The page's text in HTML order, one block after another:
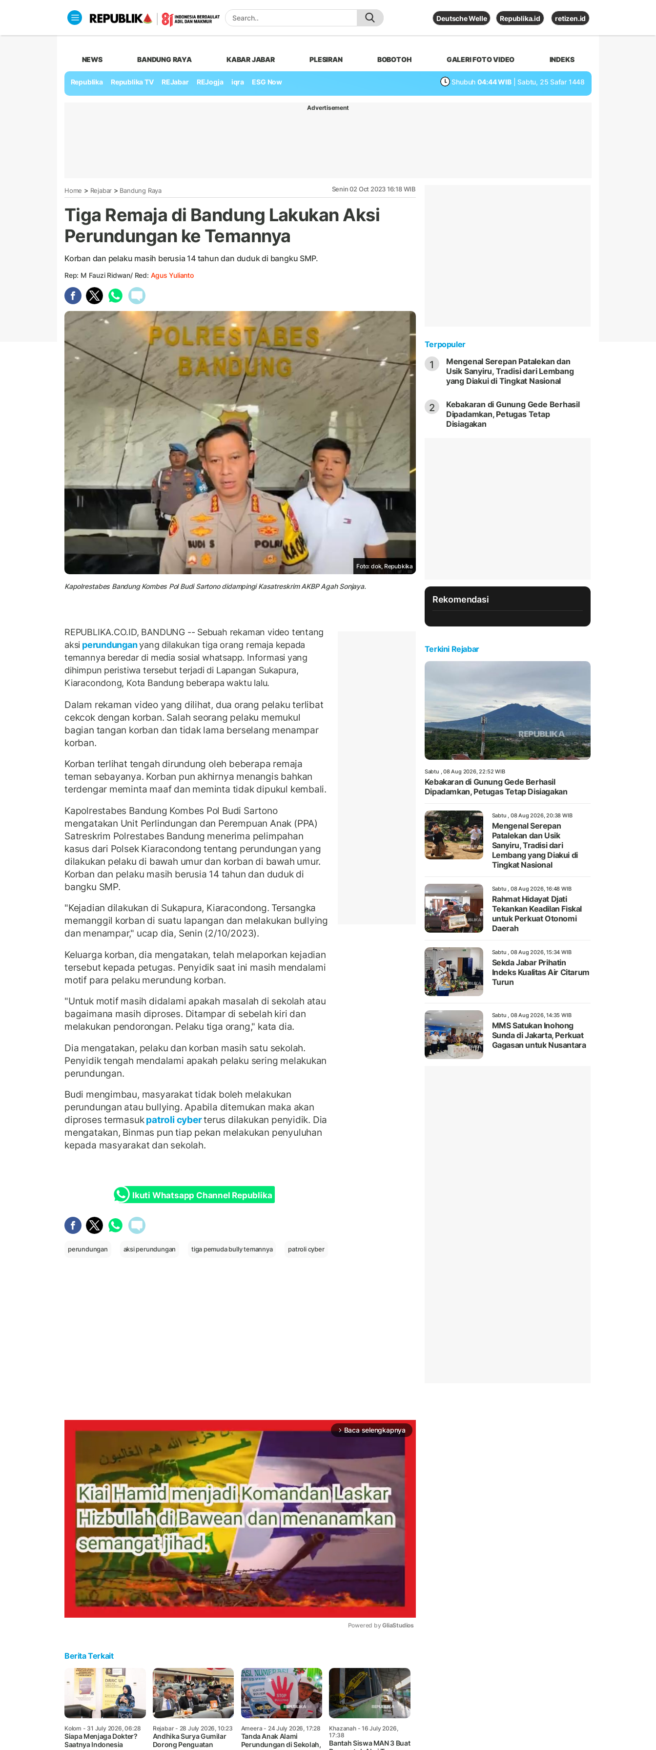
Deutsche Welle Republika.id retizen.id
NEWS BANDUNG RAYA KABAR JABAR PLESIRAN BOBOTOH GALERI FOTO VIDEO INDEKS
Republika Republika TV REJabar REJogja iqra ESG Now Shubuh 04:44 WIB | Sabtu, 25 Safar 1448
Advertisement
Home > Rejabar > Bandung Raya Senin 02 Oct 2023 16:18 WIB
Tiga Remaja di Bandung Lakukan Aksi
Perundungan ke Temannya
Korban dan pelaku masih berusia 14 tahun dan duduk di bangku SMP.
Rep: M Fauzi Ridwan/ Red: Agus Yulianto
Foto: dok, Repubkika
Kapolrestabes Bandung Kombes Pol Budi Sartono didampingi Kasatreskrim AKBP Agah Sonjaya.
REPUBLIKA.CO.ID, BANDUNG -- Sebuah rekaman video tentang
aksi perundunganyang dilakukan tiga orang remaja kepada
temannya beredar di media sosial whatsapp. Informasi yang
dihimpun peristiwa tersebut terjadi di Lapangan Sukapura,
Kiaracondong, Kota Bandung beberapa waktu lalu.
Dalam rekaman video yang dilihat, dua orang pelaku terlibat
cekcok dengan korban. Salah seorang pelaku memukul
bagian tangan korban dan tidak lama berselang menampar
korban.
Korban terlihat tengah dirundung oleh beberapa remaja
teman sebayanya. Korban pun akhirnya menangis bahkan
terdengar meminta maaf dan meminta tidak dipukul kembali.
Kapolrestabes Bandung Kombes Pol Budi Sartono
mengatakan Unit Perlindungan dan Perempuan Anak (PPA)
Satreskrim Polrestabes Bandung menerima pelimpahan
kasus dari Polsek Kiaracondong tentang perundungan yang
dilakukan pelaku di bawah umur dan korban di bawah umur.
Korban dan pelaku masih berusia 14 tahun dan duduk di
bangku SMP.
"Kejadian dilakukan di Sukapura, Kiaracondong. Tersangka
memanggil korban di suatu lapangan dan melakukan bullying
dan menampar," ucap dia, Senin (2/10/2023).
Keluarga korban, dia mengatakan, telah melaporkan kejadian
tersebut kepada petugas. Penyidik saat ini masih mendalami
motif para pelaku merundung korban.
"Untuk motif masih didalami apakah masalah di sekolah atau
bagaimana masih diproses. Ditampar di sebelah kiri dan
melakukan pendorongan. Pelaku tiga orang," kata dia.
Dia mengatakan, pelaku dan korban masih satu sekolah.
Penyidik tengah mendalami apakah pelaku sering melakukan
perundungan.
Budi mengimbau, masyarakat tidak boleh melakukan
perundungan atau bullying. Apabila ditemukan maka akan
diproses termasukpatroli cyberterus dilakukan penyidik. Dia
mengatakan, Binmas pun tiap pekan melakukan penyuluhan
kepada masyarakat dan sekolah.
Ikuti Whatsapp Channel Republika
perundungan aksi perundungan tiga pemuda bully temannya patroli cyber
arrow_forward_ios Baca selengkapnya
Powered by GliaStudios
Berita Terkait
Kolom - 31 July 2026, 06:28
Siapa Menjaga Dokter?
Saatnya Indonesia
Rejabar- 28 July 2026, 10:23
Andhika Surya Gumilar
Dorong Penguatan
Ameera - 24 July 2026, 17:28
Tanda Anak Alami
Perundungan di Sekolah,
Khazanah- 16 July 2026,
17:38
Bantah Siswa MAN 3 Buat
Terpopuler
1
Mengenal Serepan Patalekan dan
Usik Sanyiru, Tradisi dari Lembang
yang Diakui di Tingkat Nasional
2
Kebakaran di Gunung Gede Berhasil
Dipadamkan, Petugas Tetap
Disiagakan
Rekomendasi
Terkini Rejabar
Sabtu , 08 Aug 2026, 22:52 WIB
Kebakaran di Gunung Gede Berhasil
Dipadamkan, Petugas Tetap Disiagakan
Sabtu , 08 Aug 2026, 20:38 WIB
Mengenal Serepan
Patalekan dan Usik
Sanyiru, Tradisi dari
Lembang yang Diakui di
Tingkat Nasional
Sabtu , 08 Aug 2026, 16:48 WIB
Rahmat Hidayat Djati
Tekankan Keadilan Fiskal
untuk Perkuat Otonomi
Daerah
Sabtu , 08 Aug 2026, 15:34 WIB
Sekda Jabar Prihatin
Indeks Kualitas Air Citarum
Turun
Sabtu , 08 Aug 2026, 14:35 WIB
MMS Satukan Inohong
Sunda di Jakarta, Perkuat
Gagasan untuk Nusantara